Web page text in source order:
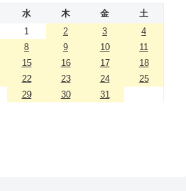
水 木 金
土
1
2 3
4
8 9 10
11
15 16 17
18
22 23 24
25
29 30 31